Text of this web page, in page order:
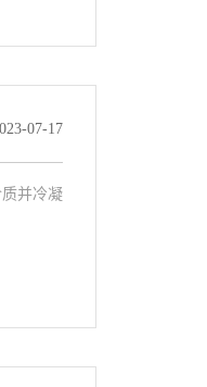
07-17
并冷凝